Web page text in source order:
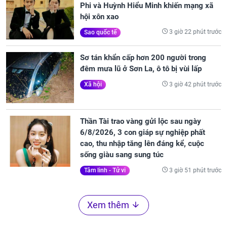
Phi và Huỳnh Hiểu Minh khiến mạng xã
hội xôn xao
Sao quốc tế 3 giờ 22 phút trước
Sơ tán khẩn cấp hơn 200 người trong
đêm mưa lũ ở Sơn La, ô tô bị vùi lấp
Xã hội 3 giờ 42 phút trước
Thần Tài trao vàng gửi lộc sau ngày
6/8/2026, 3 con giáp sự nghiệp phất
cao, thu nhập tăng lên đáng kể, cuộc
sống giàu sang sung túc
Tâm linh - Tử vi 3 giờ 51 phút trước
Xem thêm